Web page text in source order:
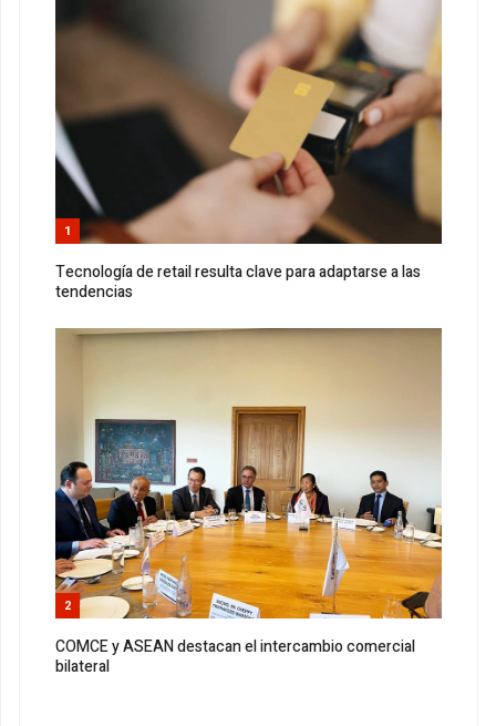
1
Tecnología de retail resulta clave para adaptarse a las
tendencias
2
COMCE y ASEAN destacan el intercambio comercial
bilateral